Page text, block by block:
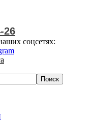
26
соцсетях: